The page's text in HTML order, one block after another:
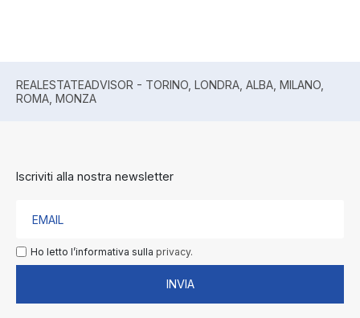
REALESTATEADVISOR - TORINO, LONDRA, ALBA, MILANO,
ROMA, MONZA
Iscriviti alla nostra newsletter
Ho letto l’informativa sulla privacy.
INVIA